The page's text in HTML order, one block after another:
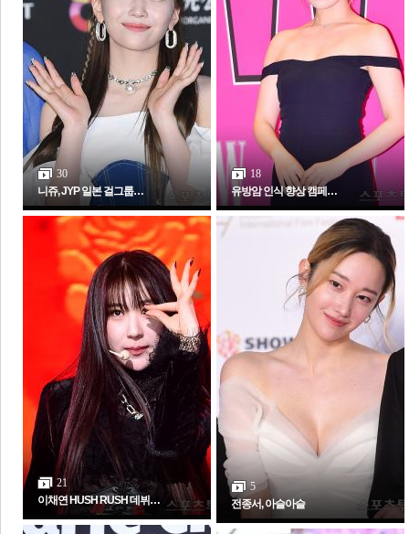
인
포토갤러리
30
니쥬, JYP 일본 걸그룹…
21
이채연 HUSH RUSH 데뷔…
18
유방암 인식 향상 캠페…
5
전종서, 아슬아슬